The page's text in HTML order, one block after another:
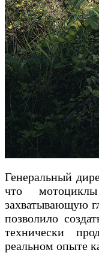
Генеральный
что
захватывающую
позволило
технически
реальном опыте